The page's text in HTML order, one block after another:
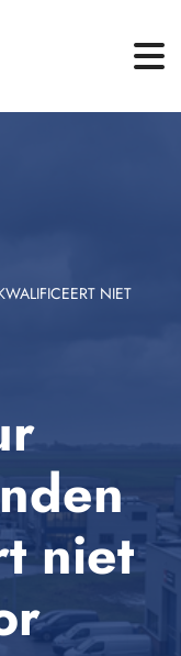
NIET
niet